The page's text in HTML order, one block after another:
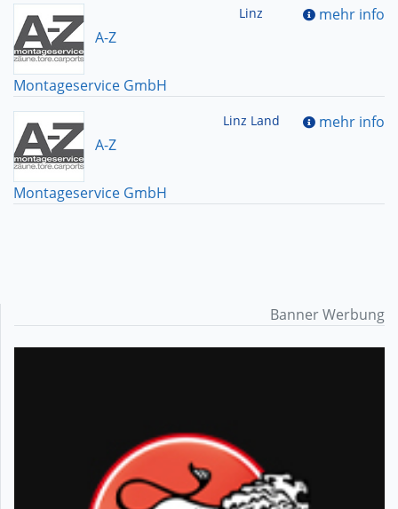
A-Z
Montageservice GmbH
Linz mehr info
A-Z
Montageservice GmbH
Linz Land mehr info
Banner Werbung